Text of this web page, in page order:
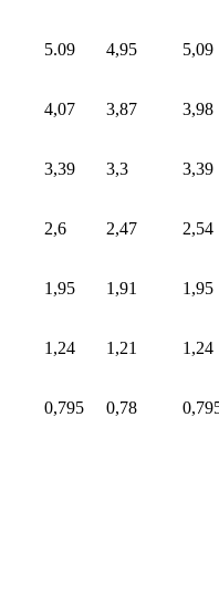
5.09 4,95 5,09
4,07 3,87 3,98
3,39 3,3 3,39
2,6 2,47 2,54
1,95 1,91 1,95
1,24 1,21 1,24
0,795 0,78